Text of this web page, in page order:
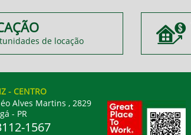
de locação
- CENTRO
Alves Martins , 2829
- PR
1567